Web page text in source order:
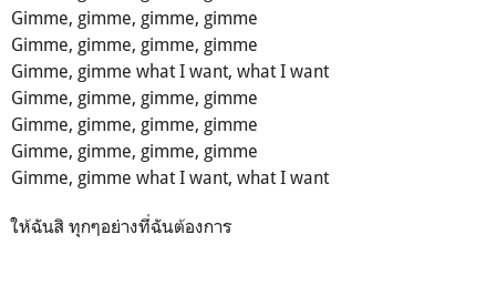
Gimme, gimme, gimme, gimme
Gimme, gimme, gimme, gimme
Gimme, gimme what I want, what I want
Gimme, gimme, gimme, gimme
Gimme, gimme, gimme, gimme
Gimme, gimme, gimme, gimme
Gimme, gimme what I want, what I want
ให้ฉันสิ ทุกๆอย่างที่ฉันต้องการ